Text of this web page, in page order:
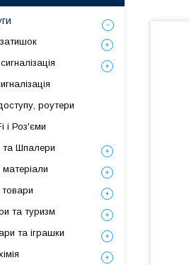
роутери
і Роз'єми
та Шпалери
матеріали
та туризм
та іграшки